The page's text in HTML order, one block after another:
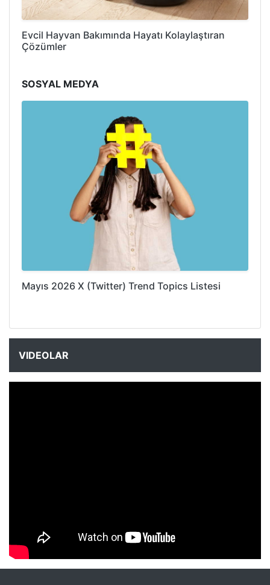
Evcil Hayvan Bakımında Hayatı Kolaylaştıran
Çözümler
SOSYAL MEDYA
Mayıs 2026 X (Twitter) Trend Topics Listesi
VIDEOLAR
NYXmag 2. Yaş Kutlama Etkinliği